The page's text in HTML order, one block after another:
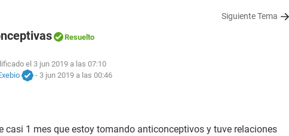
Siguiente Tema
Resuelto
el 3 jun 2019 a las 07:10
- 3 jun 2019 a las 00:46
casi 1 mes que estoy tomando anticonceptivos y tuve relaciones